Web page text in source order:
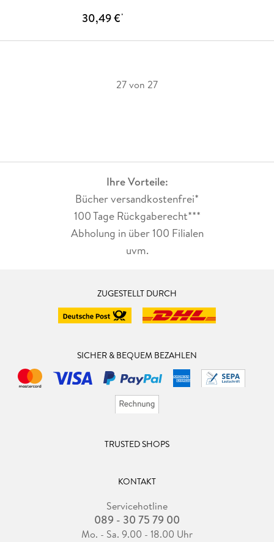
30,49 €*
27 von 27
Ihre Vorteile:
Bücher versandkostenfrei*
100 Tage Rückgaberecht***
Abholung in über 100 Filialen
uvm.
ZUGESTELLT DURCH
SICHER & BEQUEM BEZAHLEN
TRUSTED SHOPS
KONTAKT
Servicehotline
089 - 30 75 79 00
Mo. - Sa. 9.00 - 18.00 Uhr